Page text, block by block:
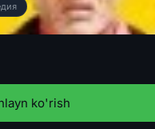
ko'rish